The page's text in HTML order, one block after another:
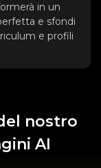
in un
e sfondi
e profili
nostro
AI